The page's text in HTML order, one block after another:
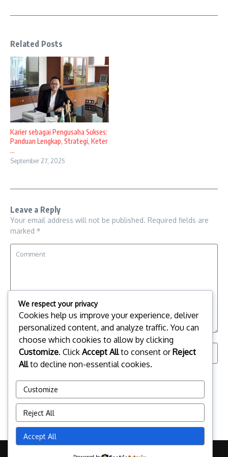
Related Posts
Karier sebagai Pengusaha Sukses:
Panduan Lengkap, Strategi, Keter
...
September 27, 2025
Leave a Reply
Your email address will not be published. Required fields are
marked *
next time I comment.
Copyright © 2026 Sorotan Peristiwa Hangat dan Viral | Powered by
We respect your privacy
Cookies help us improve your experience, deliver
personalized content, and analyze traffic. You can
choose which cookies to allow by clicking
Customize. Click Accept Allto consent orReject
Allto decline non-essential cookies.
Customize
Reject All
Accept All